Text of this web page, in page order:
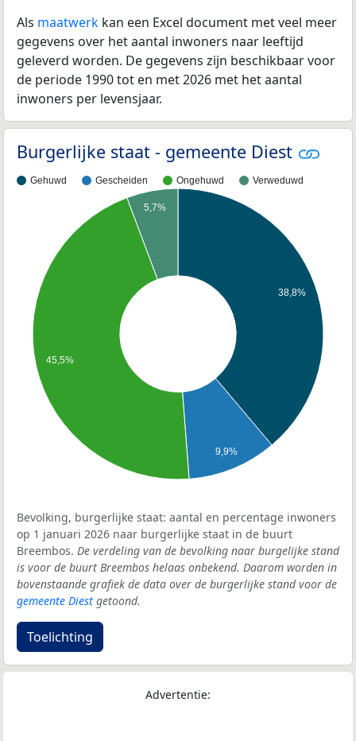
Als maatwerk kan een Excel document met veel meer
gegevens over het aantal inwoners naar leeftijd
geleverd worden. De gegevens zijn beschikbaar voor
de periode 1990 tot en met 2026 met het aantal
inwoners per levensjaar.
Burgerlijke staat - gemeente Diest
Gehuwd Gescheiden Ongehuwd Verweduwd
38,8%
9,9%
5,7%
45,5%
Bevolking, burgerlijke staat: aantal en percentage inwoners
op 1 januari 2026 naar burgerlijke staat in de buurt
Breembos. De verdeling van de bevolking naar burgelijke stand
is voor de buurt Breembos helaas onbekend. Daarom worden in
bovenstaande grafiek de data over de burgerlijke stand voor de
gemeente Diest getoond.
Toelichting
Advertentie: